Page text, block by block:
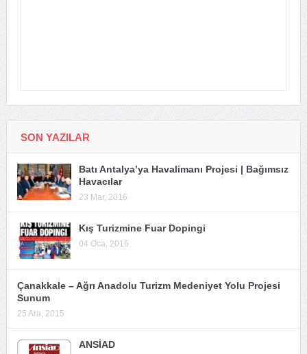
SON YAZILAR
Batı Antalya’ya Havalimanı Projesi | Bağımsız
Havacılar
23 Mar, 2016
Kış Turizmine Fuar Dopingi
04 Oca, 2016
Çanakkale – Ağrı Anadolu Turizm Medeniyet Yolu Projesi
Sunum
25 Ara, 2015
ANSİAD